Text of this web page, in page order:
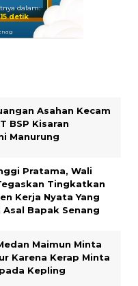
dalam:
detik
Asahan Kecam
BSP Kisaran
Manurung
Pratama, Wali
Tingkatkan
Kerja Nyata Yang
Bapak Senang
Maimun Minta
Karena Kerap Minta
Kepling